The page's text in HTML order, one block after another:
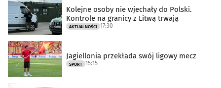
Kolejne osoby nie wjechały do Polski.
Kontrole na granicy z Litwą trwają
AKTUALNOŚCI 17:30
Jagiellonia przekłada swój ligowy mecz
SPORT 15:15